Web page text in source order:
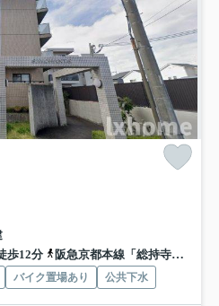
歩12分
阪急京都本線「総持寺」駅 徒歩17分
バイク置場あり 公共下水